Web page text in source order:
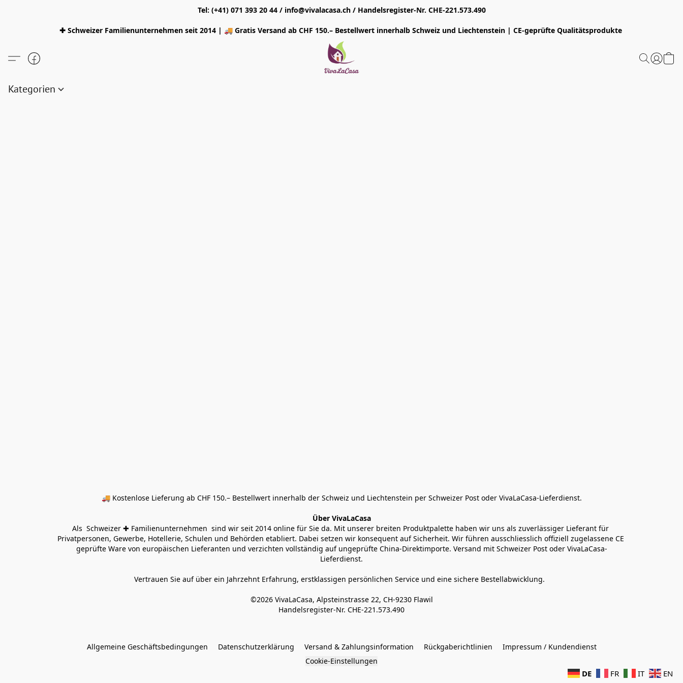
Tel: (+41) 071 393 20 44 / info@vivalacasa.ch / Handelsregister-Nr. CHE-221.573.490
✚ Schweizer Familienunternehmen seit 2014 | 🚚 Gratis Versand ab CHF 150.– Bestellwert innerhalb Schweiz und Liechtenstein | CE-geprüfte Qualitätsprodukte
Kategorien
🚚 Kostenlose Lieferung ab CHF 150.– Bestellwert innerhalb der Schweiz und Liechtenstein per Schweizer Post oder VivaLaCasa-Lieferdienst.
Über VivaLaCasa
Als  Schweizer ✚ Familienunternehmen  sind wir seit 2014 online für Sie da. Mit unserer breiten Produktpalette haben wir uns als zuverlässiger Lieferant für
Privatpersonen, Gewerbe, Hotellerie, Schulen und Behörden etabliert. Dabei setzen wir konsequent auf Sicherheit. Wir führen ausschliesslich offiziell zugelassene CE
geprüfte Ware von europäischen Lieferanten und verzichten vollständig auf ungeprüfte China-Direktimporte. Versand mit Schweizer Post oder VivaLaCasa-
Lieferdienst.
Vertrauen Sie auf über ein Jahrzehnt Erfahrung, erstklassigen persönlichen Service und eine sichere Bestellabwicklung.
©2026 VivaLaCasa, Alpsteinstrasse 22, CH-9230 Flawil
Handelsregister-Nr. CHE-221.573.490
Allgemeine Geschäftsbedingungen Datenschutzerklärung Versand & Zahlungsinformation Rückgaberichtlinien
Impressum / Kundendienst
Cookie-Einstellungen
DE FR IT EN